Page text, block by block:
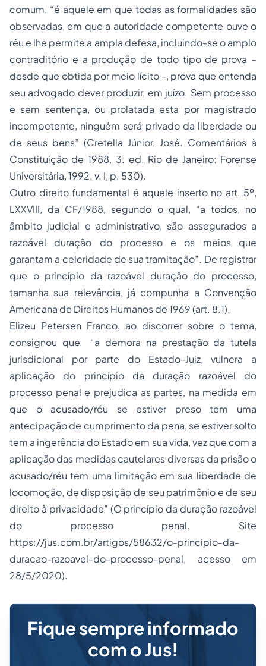
comum, “é aquele em que todas as formalidades são
observadas, em que a autoridade competente ouve o
réu e lhe permite a ampla defesa, incluindo-se o amplo
contraditório e a produção de todo tipo de prova –
desde que obtida por meio lícito -, prova que entenda
seu advogado dever produzir, em juízo. Sem processo
e sem sentença, ou prolatada esta por magistrado
incompetente, ninguém será privado da liberdade ou
de seus bens” (Cretella Júnior, José. Comentários à
Constituição de 1988. 3. ed. Rio de Janeiro: Forense
Universitária, 1992. v. I, p. 530).
Outro direito fundamental é aquele inserto no art. 5º,
LXXVIII, da CF/1988, segundo o qual, “a todos, no
âmbito judicial e administrativo, são assegurados a
razoável duração do processo e os meios que
garantam a celeridade de sua tramitação”. De registrar
que o princípio da razoável duração do processo,
tamanha sua relevância, já compunha a Convenção
Americana de Direitos Humanos de 1969 (art. 8.1).
Elizeu Petersen Franco, ao discorrer sobre o tema,
consignou que “a demora na prestação da tutela
jurisdicional por parte do Estado-Juiz, vulnera a
aplicação do princípio da duração razoável do
processo penal e prejudica as partes, na medida em
que o acusado/réu se estiver preso tem uma
antecipação de cumprimento da pena, se estiver solto
tem a ingerência do Estado em sua vida, vez que com a
aplicação das medidas cautelares diversas da prisão o
acusado/réu tem uma limitação em sua liberdade de
locomoção, de disposição de seu patrimônio e de seu
direito à privacidade” (O princípio da duração razoável
do processo penal. Site
https://jus.com.br/artigos/58632/o-principio-da-
duracao-razoavel-do-processo-penal, acesso em
28/5/2020).
Fique sempre informado
com o Jus!